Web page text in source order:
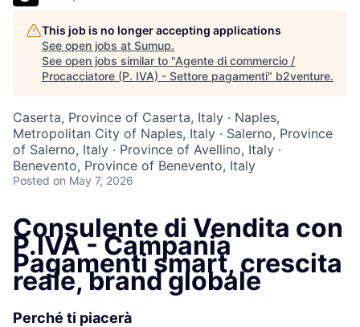
This job is no longer accepting applications
See open jobs at Sumup.
See open jobs similar to "Agente di commercio /
Procacciatore (P. IVA) - Settore pagamenti" b2venture.
Caserta, Province of Caserta, Italy · Naples,
Metropolitan City of Naples, Italy · Salerno, Province
of Salerno, Italy · Province of Avellino, Italy ·
Benevento, Province of Benevento, Italy
Posted on May 7, 2026
Consulente di Vendita con
P.IVA - Campania
Pagamenti smart, crescita
reale, brand globale
Perché ti piacerà